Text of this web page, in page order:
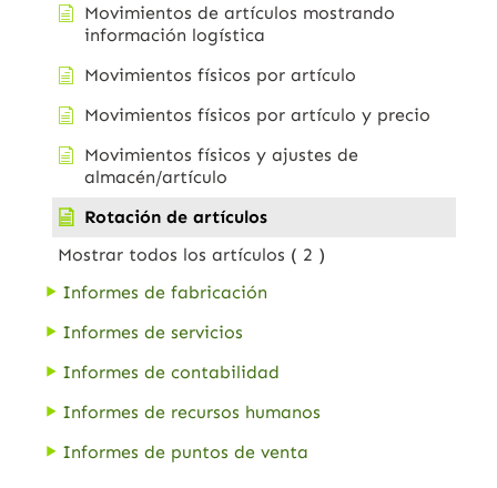
Movimientos de artículos mostrando
información logística
Movimientos físicos por artículo
Movimientos físicos por artículo y precio
Movimientos físicos y ajustes de
almacén/artículo
Rotación de artículos
Mostrar todos los artículos ( 2 )
Informes de fabricación
Informes de servicios
Informes de contabilidad
Informes de recursos humanos
Informes de puntos de venta